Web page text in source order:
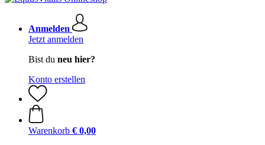
Anmelden
Jetzt anmelden
Bist du neu hier?
Konto erstellen
Warenkorb € 0,00